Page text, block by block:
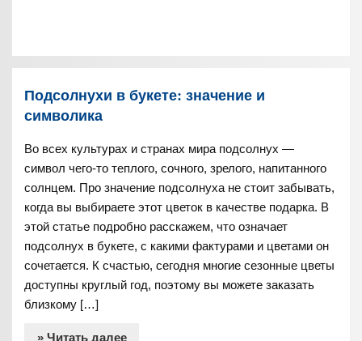
Подсолнухи в букете: значение и
символика
Во всех культурах и странах мира подсолнух —
символ чего-то теплого, сочного, зрелого, напитанного
солнцем. Про значение подсолнуха не стоит забывать,
когда вы выбираете этот цветок в качестве подарка. В
этой статье подробно расскажем, что означает
подсолнух в букете, с какими фактурами и цветами он
сочетается. К счастью, сегодня многие сезонные цветы
доступны круглый год, поэтому вы можете заказать
близкому […]
» Читать далее